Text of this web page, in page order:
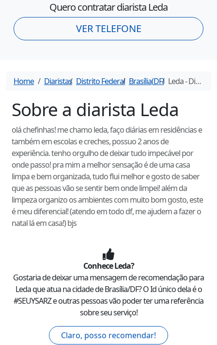
Quero contratar diarista Leda
VER TELEFONE
Home Diaristas Distrito Federal Brasília(DF) Leda- Diarista em
Sobre a diarista Leda
olá chefinhas! me chamo leda, faço diárias em residências e
também em escolas e creches, possuo 2 anos de
experiência. tenho orgulho de deixar tudo impecável por
onde passo! pra mim a melhor sensação é de uma casa
limpa e bem organizada, tudo flui melhor e gosto de saber
que as pessoas vão se sentir bem onde limpei! além da
limpeza organizo os ambientes com muito bom gosto, este
é meu diferencial! (atendo em todo df, me ajudem a fazer o
natal lá em casa!) bjs
ConheceLeda?
Gostaria de deixar uma mensagem de recomendação para
Ledaque atua na cidade deBrasília/DF? O Id único dela é o
#SEUYSARZe outras pessoas vão poder ter uma referência
sobre seu serviço!
Claro, posso recomendar!